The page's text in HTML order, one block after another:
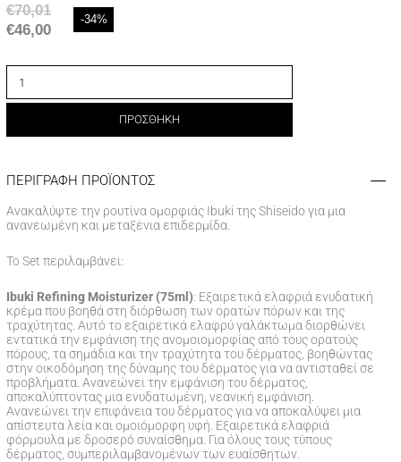
€70,01
€46,00
-34%
ΠΡΟΣΘΗΚΗ
ΠΕΡΙΓΡΑΦΗ ΠΡΟΪΟΝΤΟΣ
Ανακαλύψτε την ρουτίνα ομορφιάς Ibuki της Shiseido για μια
ανανεωμένη και μεταξένια επιδερμίδα.
To Set περιλαμβάνει:
Ibuki Refining Moisturizer (75ml): Εξαιρετικά ελαφριά ενυδατική
κρέμα που βοηθά στη διόρθωση των ορατών πόρων και της
τραχύτητας. Αυτό το εξαιρετικά ελαφρύ γαλάκτωμα διορθώνει
εντατικά την εμφάνιση της ανομοιομορφίας από τους ορατούς
πόρους, τα σημάδια και την τραχύτητα του δέρματος, βοηθώντας
στην οικοδόμηση της δύναμης του δέρματος για να αντισταθεί σε
προβλήματα. Ανανεώνει την εμφάνιση του δέρματος,
αποκαλύπτοντας μια ενυδατωμένη, νεανική εμφάνιση.
Ανανεώνει την επιφάνεια του δέρματος για να αποκαλύψει μια
απίστευτα λεία και ομοιόμορφη υφή. Εξαιρετικά ελαφριά
φόρμουλα με δροσερό συναίσθημα. Για όλους τους τύπους
δέρματος, συμπεριλαμβανομένων των ευαίσθητων.